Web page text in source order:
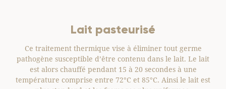
Lait pasteurisé
Ce traitement thermique vise à éliminer tout germe
pathogène susceptible d’être contenu dans le lait. Le lait
est alors chauffé pendant 15 à 20 secondes à une
température comprise entre 72°C et 85°C. Ainsi le lait est